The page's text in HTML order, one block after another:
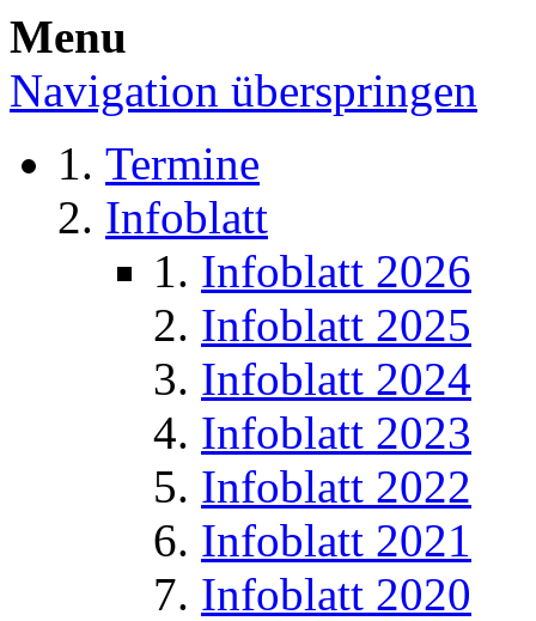
Menu
Navigation überspringen
Termine
Infoblatt
Infoblatt 2026
Infoblatt 2025
Infoblatt 2024
Infoblatt 2023
Infoblatt 2022
Infoblatt 2021
Infoblatt 2020